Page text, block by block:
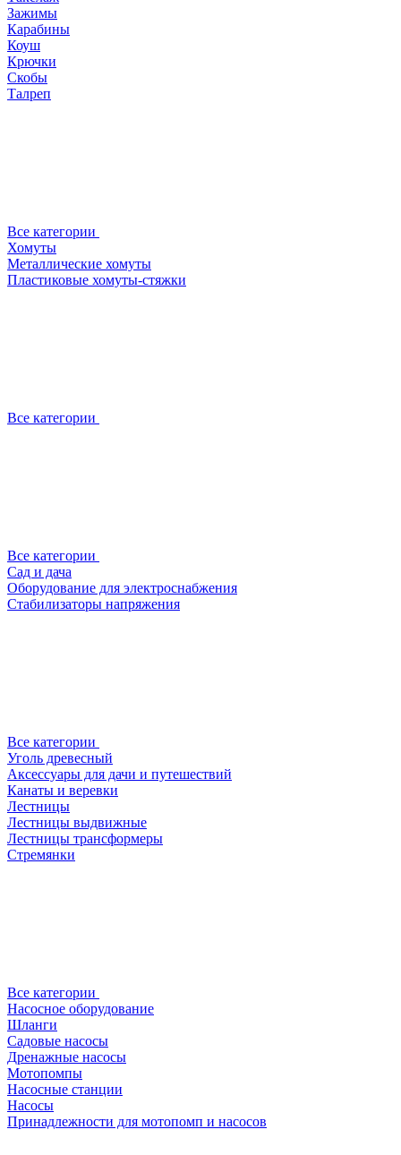
Зажимы
Карабины
Коуш
Крючки
Скобы
Талреп
Все категории
Хомуты
Металлические хомуты
Пластиковые хомуты-стяжки
Все категории
Все категории
Сад и дача
Оборудование для электроснабжения
Стабилизаторы напряжения
Все категории
Уголь древесный
Аксессуары для дачи и путешествий
Канаты и веревки
Лестницы
Лестницы выдвижные
Лестницы трансформеры
Стремянки
Все категории
Насосное оборудование
Шланги
Садовые насосы
Дренажные насосы
Мотопомпы
Насосные станции
Насосы
Принадлежности для мотопомп и насосов